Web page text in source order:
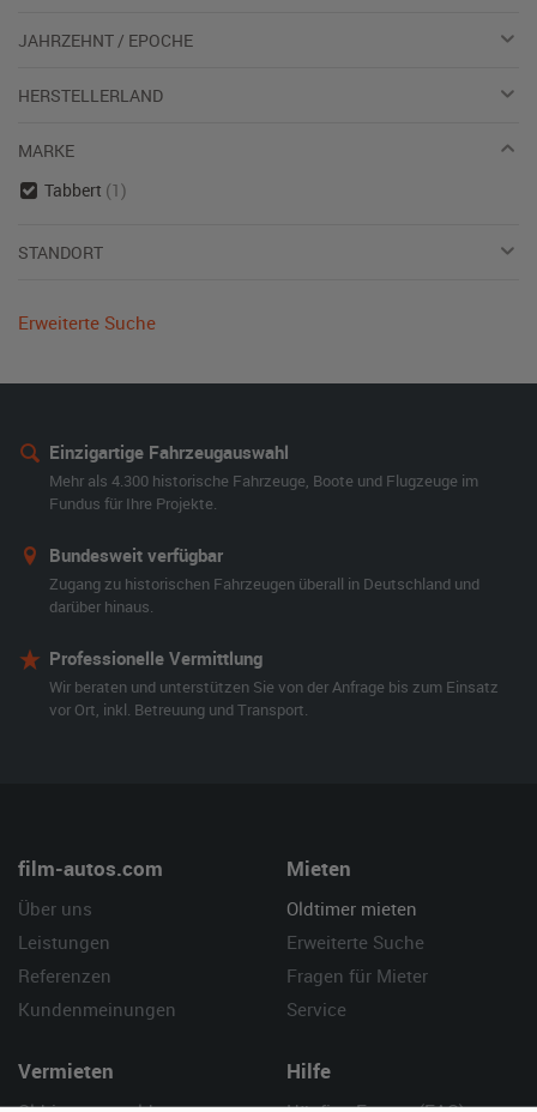
JAHRZEHNT / EPOCHE
HERSTELLERLAND
MARKE
Tabbert (1)
STANDORT
Erweiterte Suche
Einzigartige Fahrzeugauswahl
Mehr als 4.300 historische Fahrzeuge, Boote und Flugzeuge im
Fundus für Ihre Projekte.
Bundesweit verfügbar
Zugang zu historischen Fahrzeugen überall in Deutschland und
darüber hinaus.
Professionelle Vermittlung
Wir beraten und unterstützen Sie von der Anfrage bis zum Einsatz
vor Ort, inkl. Betreuung und Transport.
film-autos.com
Über uns
Leistungen
Referenzen
Kundenmeinungen
Mieten
Oldtimer mieten
Erweiterte Suche
Fragen für Mieter
Service
Vermieten Hilfe